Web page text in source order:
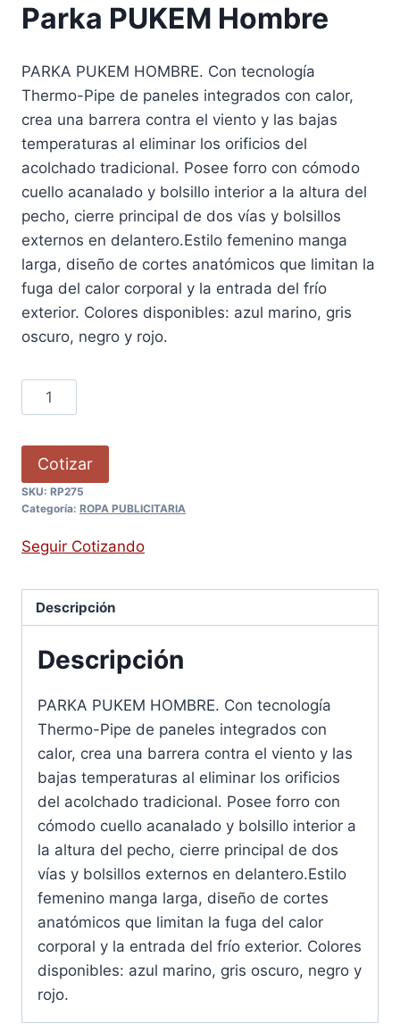
Parka PUKEM Hombre
PARKA PUKEM HOMBRE. Con tecnología
Thermo-Pipe de paneles integrados con calor,
crea una barrera contra el viento y las bajas
temperaturas al eliminar los orificios del
acolchado tradicional. Posee forro con cómodo
cuello acanalado y bolsillo interior a la altura del
pecho, cierre principal de dos vías y bolsillos
externos en delantero.Estilo femenino manga
larga, diseño de cortes anatómicos que limitan la
fuga del calor corporal y la entrada del frío
exterior. Colores disponibles: azul marino, gris
oscuro, negro y rojo.
Cotizar
SKU: RP275
Categoría: ROPA PUBLICITARIA
Seguir Cotizando
Descripción
Descripción
PARKA PUKEM HOMBRE. Con tecnología
Thermo-Pipe de paneles integrados con
calor, crea una barrera contra el viento y las
bajas temperaturas al eliminar los orificios
del acolchado tradicional. Posee forro con
cómodo cuello acanalado y bolsillo interior a
la altura del pecho, cierre principal de dos
vías y bolsillos externos en delantero.Estilo
femenino manga larga, diseño de cortes
anatómicos que limitan la fuga del calor
corporal y la entrada del frío exterior. Colores
disponibles: azul marino, gris oscuro, negro y
rojo.